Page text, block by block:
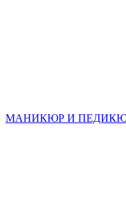
МАНИКЮР И